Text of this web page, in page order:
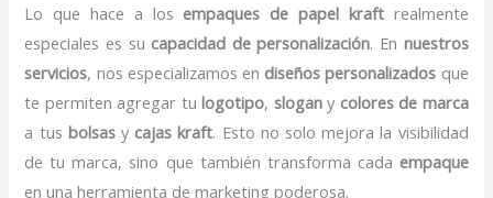
Lo que hace a los empaques de papel kraftrealmente
especiales es su capacidad de personalización. En nuestros
servicios, nos especializamos en diseños personalizados que
te permiten agregar tulogotipo, slogany colores de marca
a tus bolsasy cajas kraft. Esto no solo mejora la visibilidad
de tu marca, sino que también transforma cada empaque
en una herramienta de marketing poderosa.